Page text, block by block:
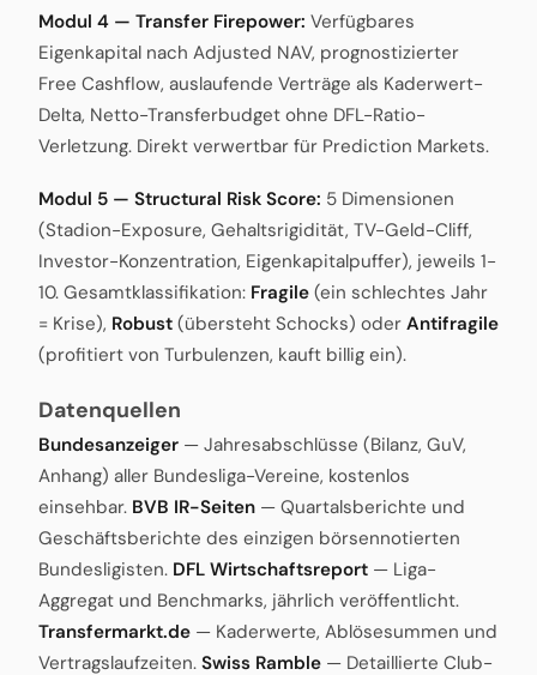
Modul 4 — Transfer Firepower: Verfügbares
Eigenkapital nach Adjusted NAV, prognostizierter
Free Cashflow, auslaufende Verträge als Kaderwert-
Delta, Netto-Transferbudget ohne DFL-Ratio-
Verletzung. Direkt verwertbar für Prediction Markets.
Modul 5 — Structural Risk Score: 5 Dimensionen
(Stadion-Exposure, Gehaltsrigidität, TV-Geld-Cliff,
Investor-Konzentration, Eigenkapitalpuffer), jeweils 1-
10. Gesamtklassifikation: Fragile (ein schlechtes Jahr
= Krise), Robust (übersteht Schocks) oder Antifragile
(profitiert von Turbulenzen, kauft billig ein).
Datenquellen
Bundesanzeiger — Jahresabschlüsse (Bilanz, GuV,
Anhang) aller Bundesliga-Vereine, kostenlos
einsehbar. BVB IR-Seiten — Quartalsberichte und
Geschäftsberichte des einzigen börsennotierten
Bundesligisten. DFL Wirtschaftsreport — Liga-
Aggregat und Benchmarks, jährlich veröffentlicht.
Transfermarkt.de — Kaderwerte, Ablösesummen und
Vertragslaufzeiten. Swiss Ramble — Detaillierte Club-